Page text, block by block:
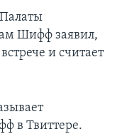
Шифф заявил,
и считает
в Твиттере.